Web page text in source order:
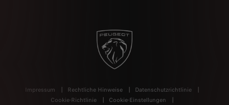
Impressum Rechtliche Hinweise
Datenschutzrichtlinie
Cookie-Richtlinie
Cookie-Einstellungen